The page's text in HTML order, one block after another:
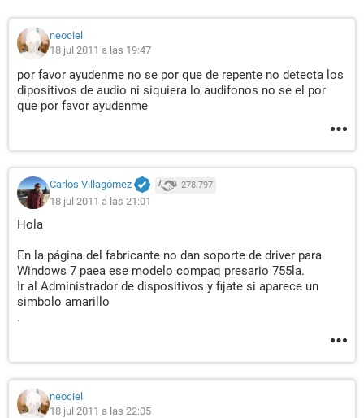
neociel
18 jul 2011 a las 19:47
por favor ayudenme no se por que de repente no detecta los
dipositivos de audio ni siquiera lo audifonos no se el por
que por favor ayudenme
Carlos Villagómez 278.797
18 jul 2011 a las 21:01
Hola
En la página del fabricante no dan soporte de driver para
Windows 7 paea ese modelo compaq presario 755la.
Ir al Administrador de dispositivos y fijate si aparece un
simbolo amarillo
.
neociel
18 jul 2011 a las 22:05